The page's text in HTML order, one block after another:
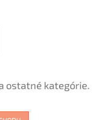
ostatné kategórie.